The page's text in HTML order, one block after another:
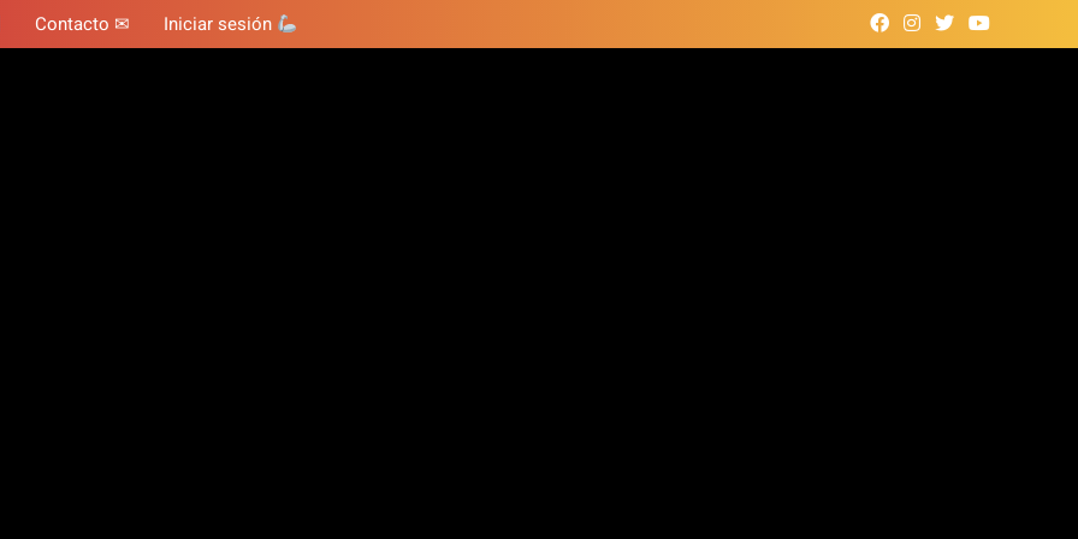
Contacto ✉ Iniciar sesión